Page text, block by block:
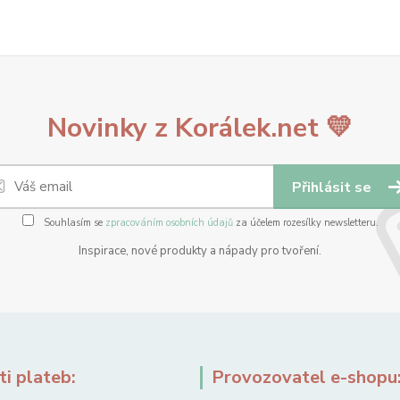
Novinky z Korálek.net 💛
Přihlásit se
Souhlasím se zpracováním osobních údajůza účelem rozesílky newsletteru.
Inspirace, nové produkty a nápady pro tvoření.
plateb: Provozovatel e-shopu: